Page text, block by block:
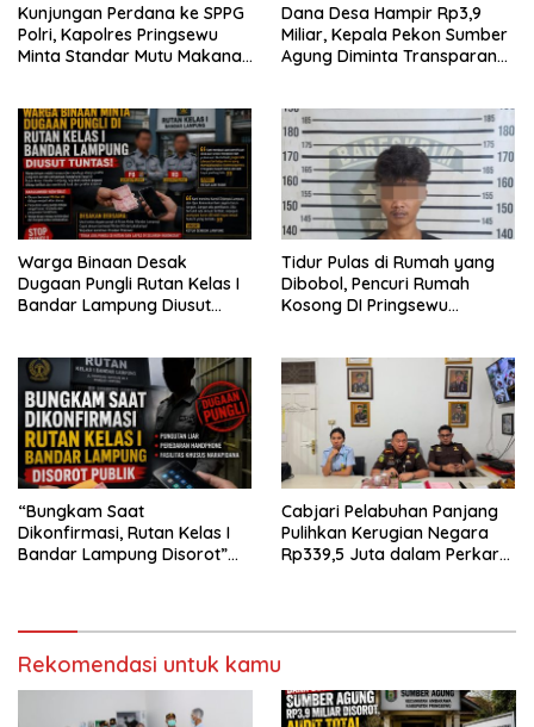
Kunjungan Perdana ke SPPG
Polri, Kapolres Pringsewu
Minta Standar Mutu Makanan
Dana Desa Hampir Rp3,9
Miliar, Kepala Pekon Sumber
Agung Diminta Transparan
Warga Binaan Desak
Dugaan Pungli Rutan Kelas I
Bandar Lampung Diusut
Tidur Pulas di Rumah yang
Dibobol, Pencuri Rumah
Kosong DI Pringsewu
“Bungkam Saat
Dikonfirmasi, Rutan Kelas I
Bandar Lampung Disorot”
Cabjari Pelabuhan Panjang
Pulihkan Kerugian Negara
Rp339,5 Juta dalam Perkara
Rekomendasi untuk kamu